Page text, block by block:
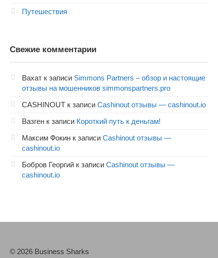
Путешествия
Свежие комментарии
Вахат к записи Simmons Partners – обзор и настоящие
отзывы на мошенников simmonspartners.pro
CASHINOUT к записи Cashinout отзывы — cashinout.io
Вазген к записи Короткий путь к деньгам!
Максим Фокин к записи Cashinout отзывы —
cashinout.io
Бобров Георгий к записи Cashinout отзывы —
cashinout.io
© 2026 Business Sharks